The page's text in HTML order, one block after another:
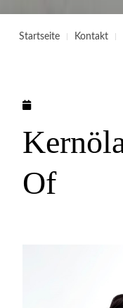
Startseite Kontakt
Of